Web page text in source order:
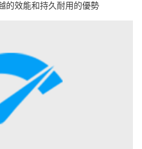
的效能和持久耐用的優勢